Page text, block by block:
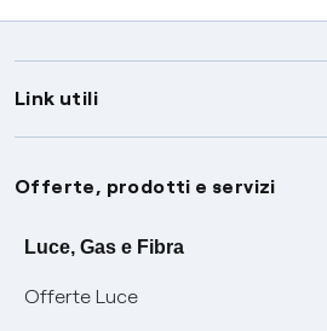
Link utili
Assistenza
Avvisi
SOS luce e gas
Servizi
Offerte, prodotti e servizi
Luce, Gas e Fibra
Offerte Luce